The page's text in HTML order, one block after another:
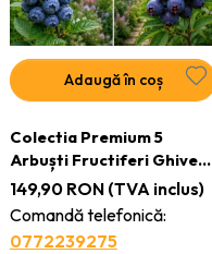
Adaugă în coș
Colectia Premium 5
Arbuști Fructiferi Ghiveci
– Malling Promise,
Heritage, Golden,
Canadian și Duke
149,90 RON(TVA inclus)
Comandă telefonică:
0772239275